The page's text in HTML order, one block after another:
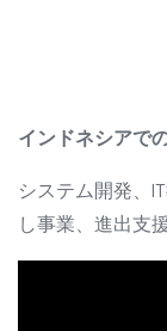
インドネシアで
システム開発、
し事業、進出支